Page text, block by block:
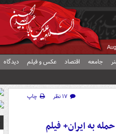
جامعه اقتصاد عکس و فیلم دیدگاه
۱۷ نظر
چاپ
به ایران+ فیلم